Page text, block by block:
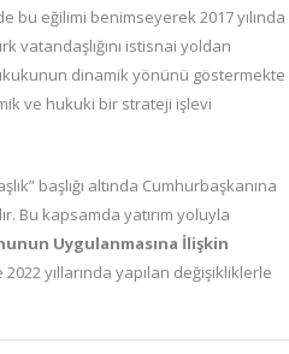
bu eğilimi benimseyerek 2017 yılında
vatandaşlığını istisnai yoldan
dinamik yönünü göstermekte
ve hukuki bir strateji işlevi
başlığı altında Cumhurbaşkanına
Bu kapsamda yatırım yoluyla
Uygulanmasına İlişkin
yıllarında yapılan değişikliklerle